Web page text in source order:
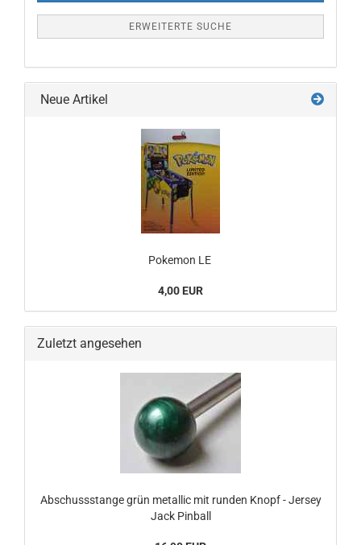
ERWEITERTE SUCHE
Neue Artikel
Pokemon LE
4,00 EUR
Zuletzt angesehen
Abschussstange grün metallic mit runden Knopf - Jersey
Jack Pinball